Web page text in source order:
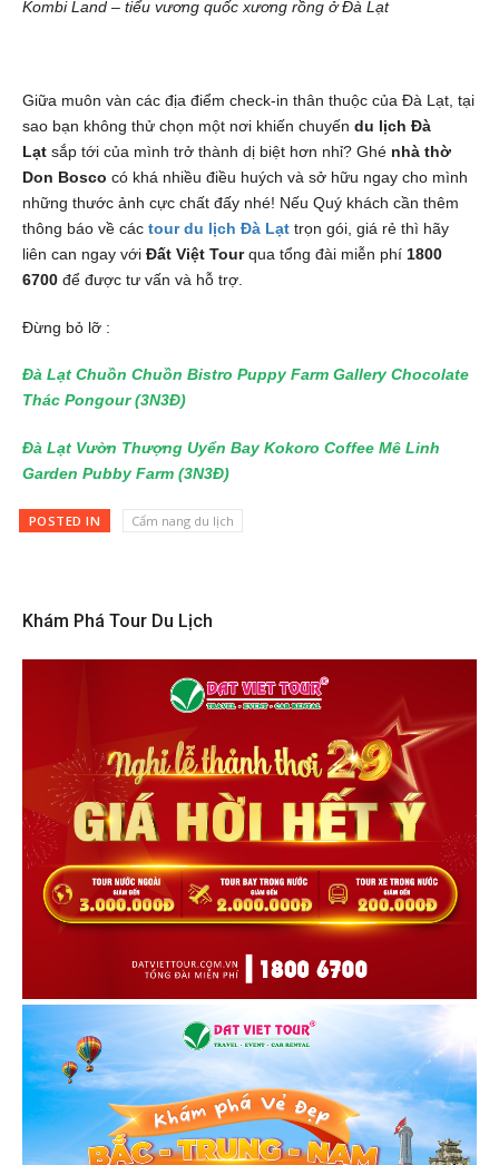
Kombi Land – tiểu vương quốc xương rồng ở Đà Lạt
Giữa muôn vàn các địa điểm check-in thân thuộc của Đà Lạt, tại
sao bạn không thử chọn một nơi khiến chuyến du lịch Đà
Lạt sắp tới của mình trở thành dị biệt hơn nhỉ? Ghé nhà thờ
Don Bosco có khá nhiều điều huých và sở hữu ngay cho mình
những thước ảnh cực chất đấy nhé! Nếu Quý khách cần thêm
thông báo về các tour du lịch Đà Lạt trọn gói, giá rẻ thì hãy
liên can ngay với Đất Việt Tour qua tổng đài miễn phí 1800
6700 để được tư vấn và hỗ trợ.
Đừng bỏ lỡ :
Đà Lạt Chuồn Chuồn Bistro Puppy Farm Gallery Chocolate
Thác Pongour (3N3Đ)
Đà Lạt Vườn Thượng Uyển Bay Kokoro Coffee Mê Linh
Garden Pubby Farm (3N3Đ) ​​​​​​​
POSTED IN Cẩm nang du lịch
Khám Phá Tour Du Lịch